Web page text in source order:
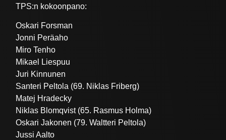
TPS:n kokoonpano:
Oskari Forsman
Jonni Peräaho
Miro Tenho
Mikael Liespuu
Juri Kinnunen
Santeri Peltola (69. Niklas Friberg)
Matej Hradecky
Niklas Blomqvist (65. Rasmus Holma)
Oskari Jakonen (79. Waltteri Peltola)
Jussi Aalto